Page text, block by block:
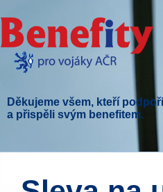
Děkujeme všem, kteří
a přispěli svým benefitem.